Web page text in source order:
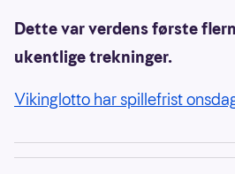
Dette var verdens første
ukentlige trekninger.
Vikinglotto har spillefrist